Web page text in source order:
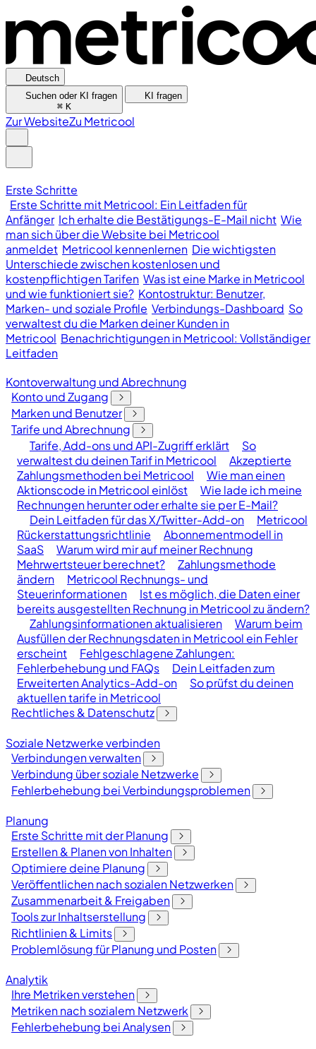
Deutsch
Suchen oder KI fragen
⌘ K
KI fragen
Zur WebsiteZu Metricool
Erste Schritte
Erste Schritte mit Metricool: Ein Leitfaden für
Anfänger Ich erhalte die Bestätigungs-E-Mail nicht Wie
man sich über die Website bei Metricool
anmeldet Metricool kennenlernen Die wichtigsten
Unterschiede zwischen kostenlosen und
kostenpflichtigen Tarifen Was ist eine Marke in Metricool
und wie funktioniert sie? Kontostruktur: Benutzer,
Marken- und soziale Profile Verbindungs-Dashboard So
verwaltest du die Marken deiner Kunden in
Metricool Benachrichtigungen in Metricool: Vollständiger
Leitfaden
Kontoverwaltung und Abrechnung
Konto und Zugang
Marken und Benutzer
Tarife und Abrechnung
Tarife, Add-ons und API-Zugriff erklärt
So
verwaltest du deinen Tarif in Metricool
Akzeptierte
Zahlungsmethoden bei Metricool
Wie man einen
Aktionscode in Metricool einlöst
Wie lade ich meine
Rechnungen herunter oder erhalte sie per E-Mail?
Dein Leitfaden für das X/Twitter-Add-on
Metricool
Rückerstattungsrichtlinie
Abonnementmodell in
SaaS
Warum wird mir auf meiner Rechnung
Mehrwertsteuer berechnet?
Zahlungsmethode
ändern
Metricool Rechnungs- und
Steuerinformationen
Ist es möglich, die Daten einer
bereits ausgestellten Rechnung in Metricool zu ändern?
Zahlungsinformationen aktualisieren
Warum beim
Ausfüllen der Rechnungsdaten in Metricool ein Fehler
erscheint
Fehlgeschlagene Zahlungen:
Fehlerbehebung und FAQs
Dein Leitfaden zum
Erweiterten Analytics-Add-on
So prüfst du deinen
aktuellen tarife in Metricool
Rechtliches & Datenschutz
Soziale Netzwerke verbinden
Verbindungen verwalten
Verbindung über soziale Netzwerke
Fehlerbehebung bei Verbindungsproblemen
Planung
Erste Schritte mit der Planung
Erstellen & Planen von Inhalten
Optimiere deine Planung
Veröffentlichen nach sozialen Netzwerken
Zusammenarbeit & Freigaben
Tools zur Inhaltserstellung
Richtlinien & Limits
Problemlösung für Planung und Posten
Analytik
Ihre Metriken verstehen
Metriken nach sozialem Netzwerk
Fehlerbehebung bei Analysen